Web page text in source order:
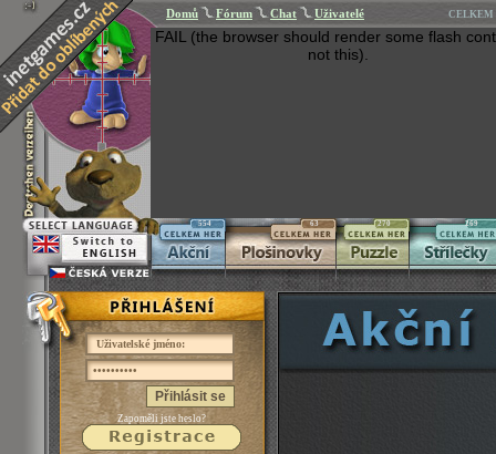
Domů Fórum Chat Uživatelé CELKEM
FAIL (the browser should render some flash
not this).
554 63 270 269
Přihlásit se
Zapoměli jste heslo?